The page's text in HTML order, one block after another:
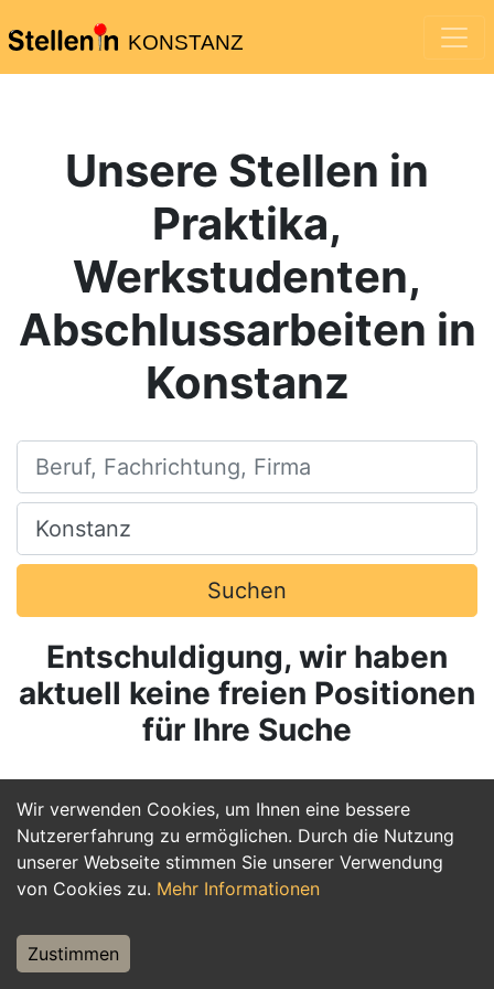
KONSTANZ
Wir verwenden Cookies, um Ihnen eine bessere
Nutzererfahrung zu ermöglichen. Durch die Nutzung
unserer Webseite stimmen Sie unserer Verwendung
von Cookies zu. Mehr Informationen
Zustimmen
Unsere Stellen in
Praktika,
Werkstudenten,
Abschlussarbeiten in
Konstanz
Beruf, Fachrichtung, Firma
Ort, Stadt
Suchen
Entschuldigung, wir haben
aktuell keine freien Positionen
für Ihre Suche